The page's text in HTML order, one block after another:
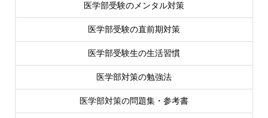
医学部受験のメンタル対策
医学部受験の直前期対策
医学部受験生の生活習慣
医学部対策の勉強法
医学部対策の問題集・参考書